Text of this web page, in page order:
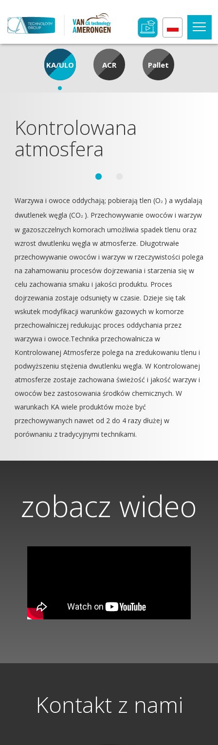
KA/ULO ACR Pallet
Kontrolowana
atmosfera
Warzywa i owoce oddychają; pobierają tlen (O2 ) a wydalają
dwutlenek węgla (CO2 ). Przechowywanie owoców i warzyw
w gazoszczelnych komorach umożliwia spadek tlenu oraz
wzrost dwutlenku węgla w atmosferze. Długotrwałe
przechowywanie owoców i warzyw w rzeczywistości polega
na zahamowaniu procesów dojrzewania i starzenia się w
celu zachowania smaku i jakości produktu. Proces
dojrzewania zostaje odsunięty w czasie. Dzieje się tak
wskutek modyfikacji warunków gazowych w komorze
przechowalniczej redukując proces oddychania przez
warzywa i owoce.Technika przechowalnicza w
Kontrolowanej Atmosferze polega na zredukowaniu tlenu i
podwyższeniu stężenia dwutlenku węgla. W Kontrolowanej
atmosferze zostaje zachowana świeżość i jakość warzyw i
owoców bez zastosowania środków chemicznych. W
warunkach KA wiele produktów może być
przechowywanych nawet od 2 do 4 razy dłużej w
porównaniu z tradycyjnymi technikami.
zobacz wideo
Kontakt z nami